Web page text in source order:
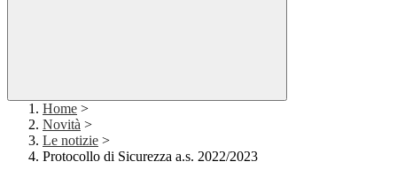
Home >
Novità >
Le notizie >
Protocollo di Sicurezza a.s. 2022/2023